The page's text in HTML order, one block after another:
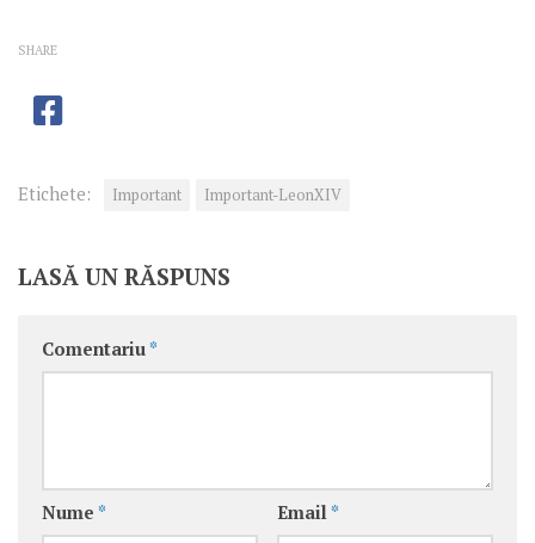
SHARE
Etichete: Important Important-LeonXIV
LASĂ UN RĂSPUNS
Comentariu *
Nume * Email *